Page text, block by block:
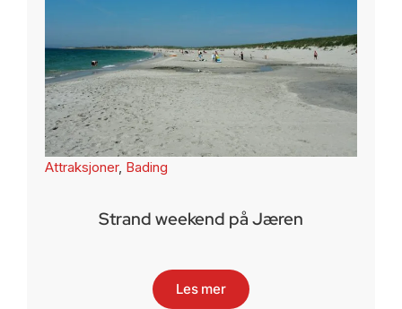
Attraksjoner, Bading
Strand weekend på Jæren
Les mer